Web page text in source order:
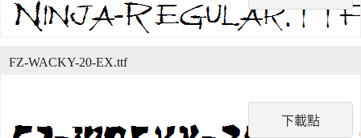
下載點
FZ-WACKY-20-EX.ttf